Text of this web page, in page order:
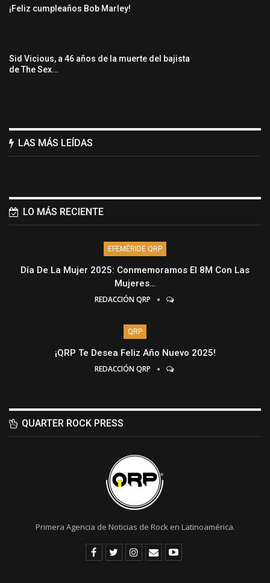
¡Feliz cumpleaños Bob Marley!
Sid Vicious, a 46 años de la muerte del bajista
de The Sex…
LAS MÁS LEÍDAS
LO MÁS RECIENTE
EFEMÉRIDE QRP
Día De La Mujer 2025: Conmemoramos El 8M Con Las
Mujeres…
REDACCIÓN QRP
QRP
¡QRP Te Desea Feliz Año Nuevo 2025!
REDACCIÓN QRP
QUARTER ROCK PRESS
Primera Agencia de Noticias de Rock en Latinoamérica.